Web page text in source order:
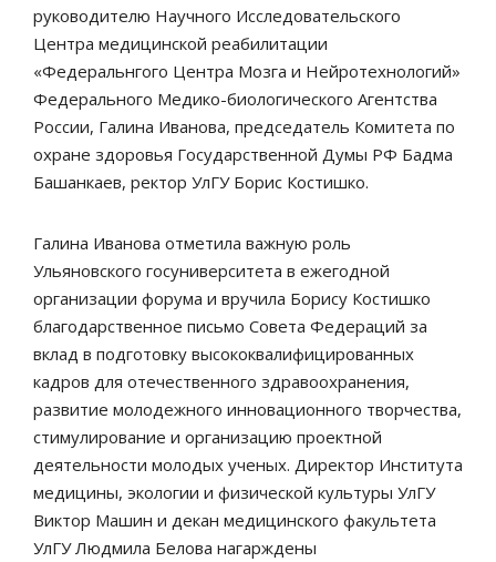
руководителю Научного Исследовательского
Центра медицинской реабилитации
«Федеральнгого Центра Мозга и Нейротехнологий»
Федерального Медико-биологического Агентства
России, Галина Иванова, председатель Комитета по
охране здоровья Государственной Думы РФ Бадма
Башанкаев, ректор УлГУ Борис Костишко.
Галина Иванова отметила важную роль
Ульяновского госуниверситета в ежегодной
организации форума и вручила Борису Костишко
благодарственное письмо Совета Федераций за
вклад в подготовку высококвалифицированных
кадров для отечественного здравоохранения,
развитие молодежного инновационного творчества,
стимулирование и организацию проектной
деятельности молодых ученых. Директор Института
медицины, экологии и физической культуры УлГУ
Виктор Машин и декан медицинского факультета
УлГУ Людмила Белова нагарждены